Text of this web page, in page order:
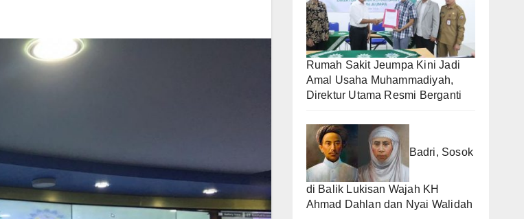
Rumah Sakit Jeumpa Kini Jadi
Amal Usaha Muhammadiyah,
Direktur Utama Resmi Berganti
Badri, Sosok
di Balik Lukisan Wajah KH
Ahmad Dahlan dan Nyai Walidah